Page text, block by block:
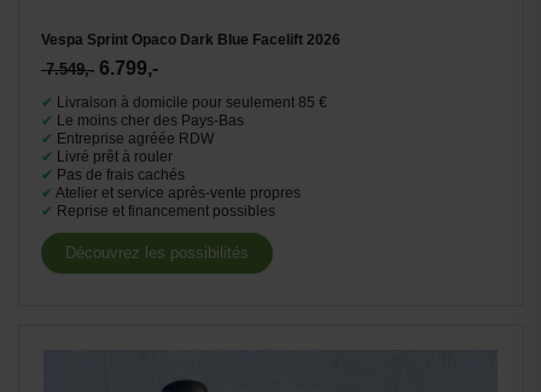
Vespa Sprint Opaco Dark Blue Facelift 2026
7.549,- 6.799,-
✔ Livraison à domicile pour seulement 85 €
✔ Le moins cher des Pays-Bas
✔ Entreprise agréée RDW
✔ Livré prêt à rouler
✔ Pas de frais cachés
✔ Atelier et service après-vente propres
✔ Reprise et financement possibles
Découvrez les possibilités